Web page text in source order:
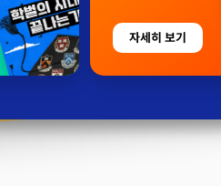
자세히 보기